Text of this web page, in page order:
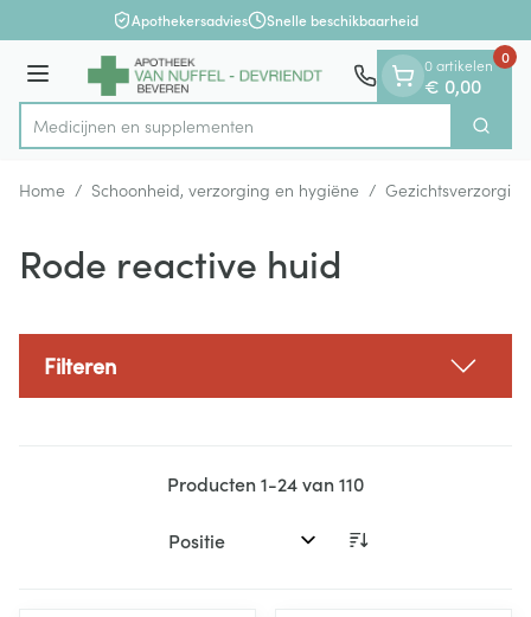
Ga naar de inhoudApothekersadvies Snelle beschikbaarheid
Menu
Product, merk, categorie...
Medicijne Zoek
0 artikelen
€ 0,00
0
Home / Schoonheid, verzorging en hygiëne / Gezichtsverzorging
Rode reactive huid
Filteren
Producten1-24van110
Sorteer op: